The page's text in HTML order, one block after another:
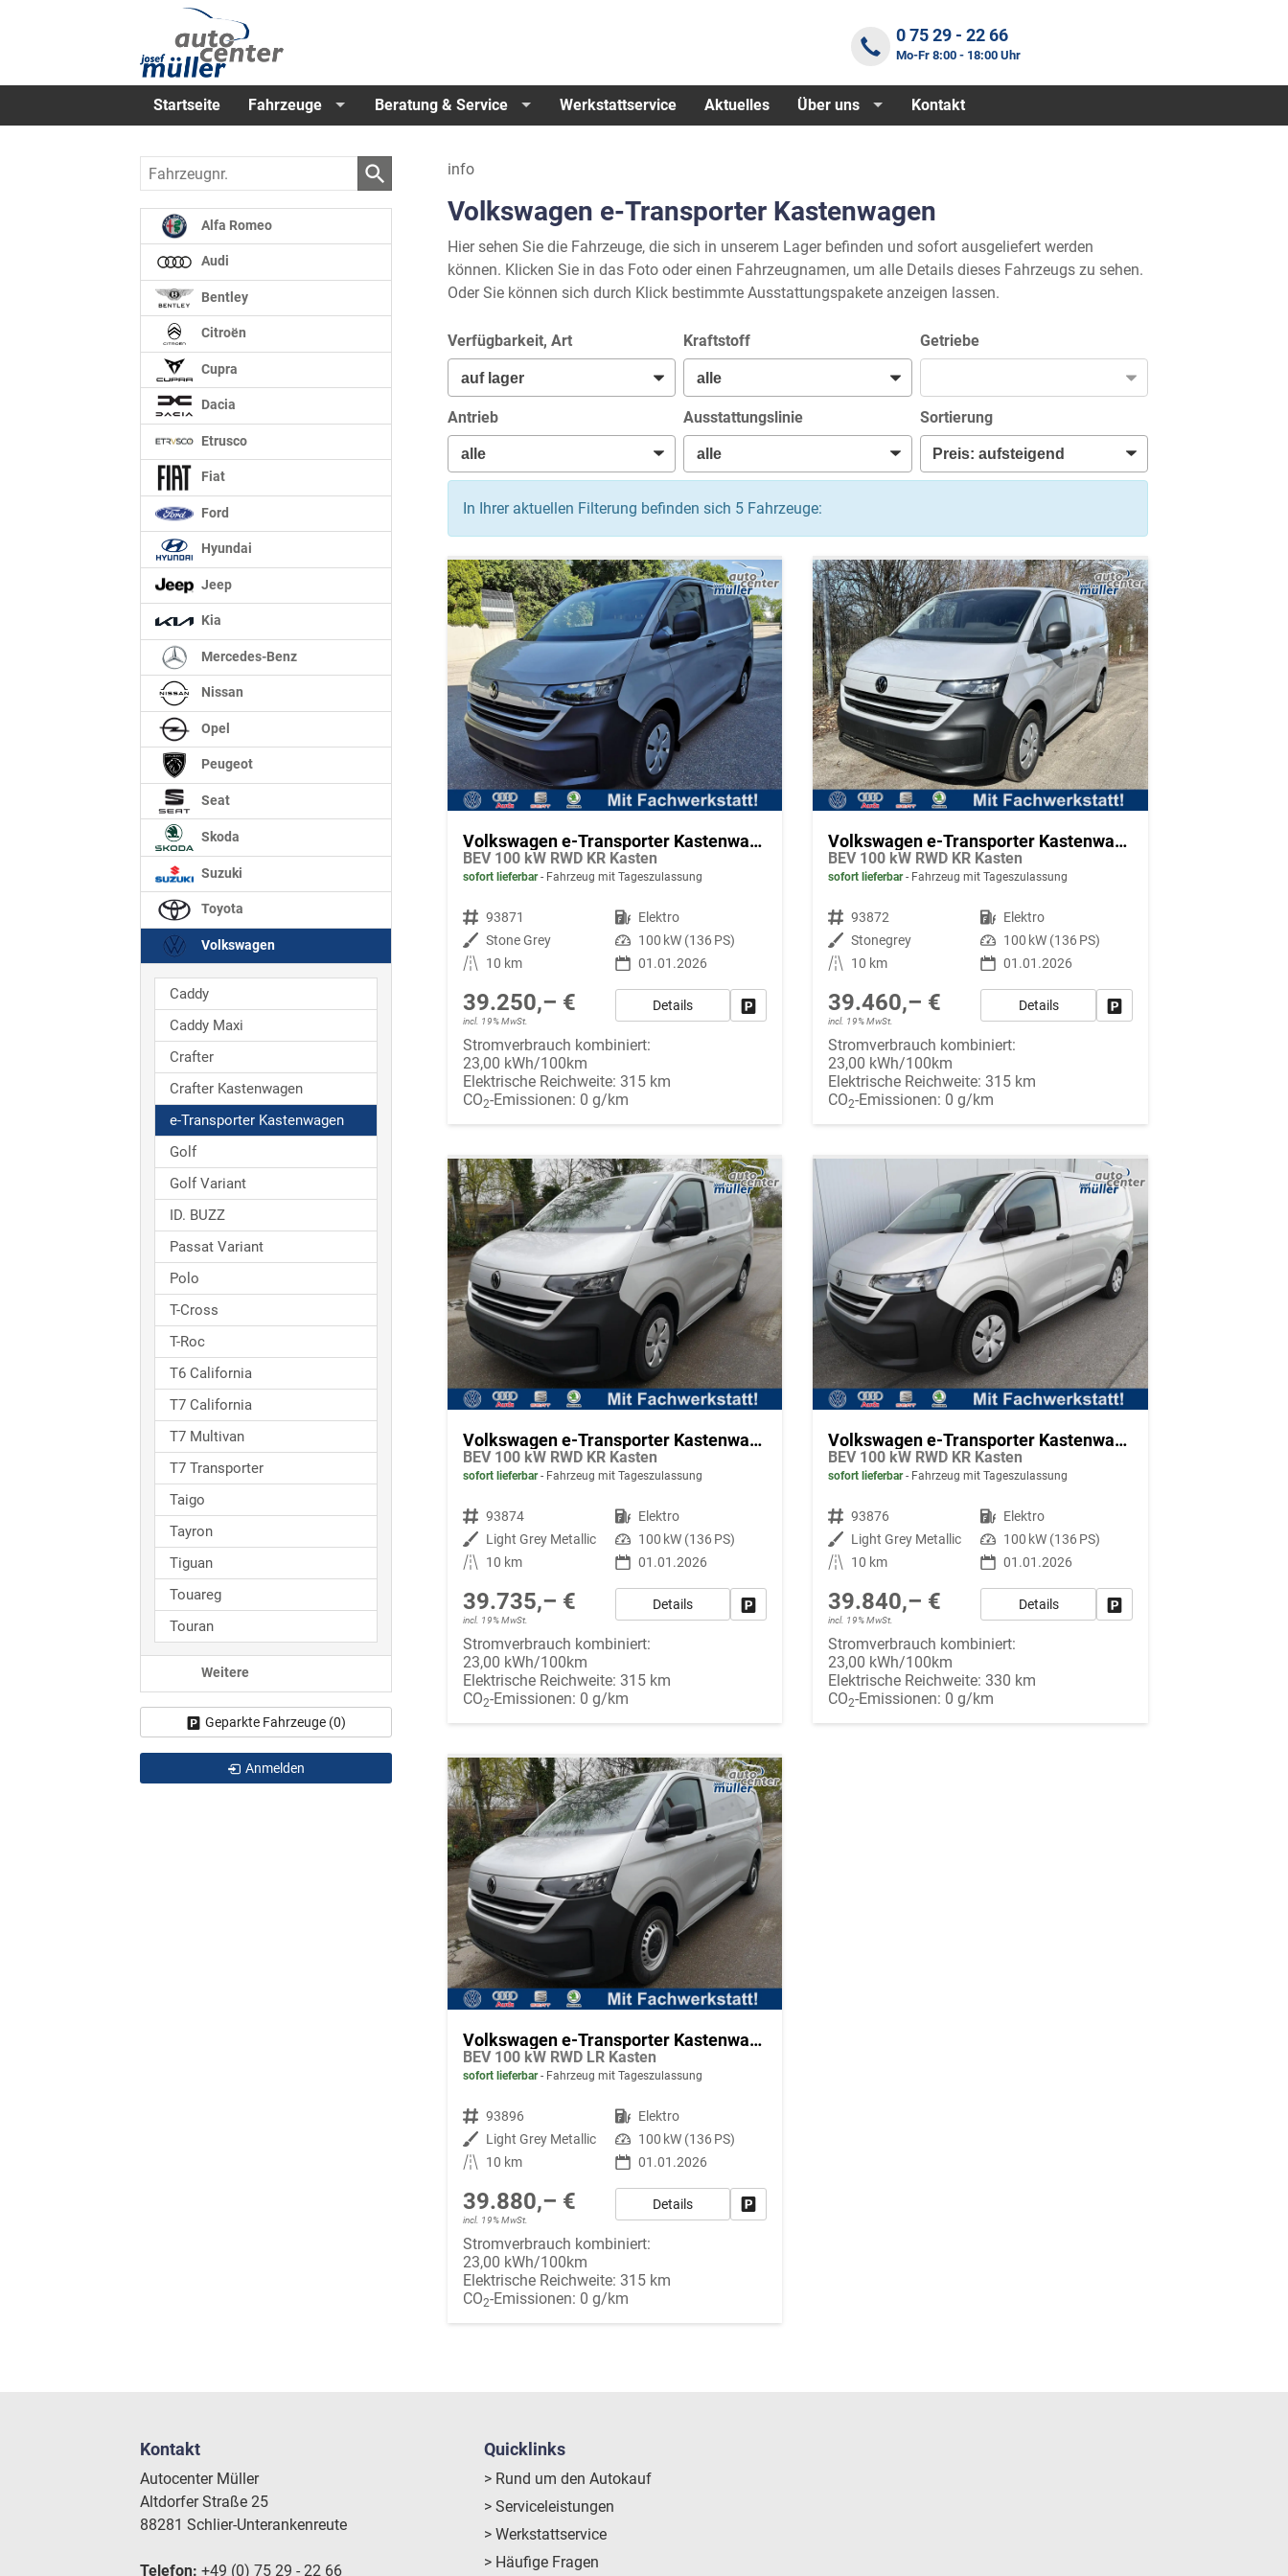
0 75 29 - 22 66
Mo-Fr 8:00 - 18:00 Uhr
Startseite Fahrzeuge Beratung & Service Werkstattservice Aktuelles Über uns Kontakt
info
Volkswagen e-Transporter Kastenwagen
Hier sehen Sie die Fahrzeuge, die sich in unserem Lager befinden und sofort ausgeliefert werden
können. Klicken Sie in das Foto oder einen Fahrzeugnamen, um alle Details dieses Fahrzeugs zu sehen.
Oder Sie können sich durch Klick bestimmte Ausstattungspakete anzeigen lassen.
Verfügbarkeit, Art Kraftstoff Getriebe
Antrieb Ausstattungslinie Sortierung
In Ihrer aktuellen Filterung befinden sich 5Fahrzeuge:
Volkswagen e-Transporter Kastenwagen
BEV 100 kW RWD KR Kasten
sofort lieferbar Fahrzeug mit Tageszulassung
Fahrzeugnr. 93871 Kraftstoff Elektro
Außenfarbe Stone Grey Leistung 100 kW (136 PS)
Kilometerstand
10 km 01.01.2026
39.250,– €
incl. 19% MwSt.
Details Fahrzeug parken
Stromverbrauch kombiniert:
23,00 kWh/100km
Elektrische Reichweite: 315 km
CO2-Emissionen: 0 g/km
Volkswagen e-Transporter Kastenwagen
BEV 100 kW RWD KR Kasten
sofort lieferbar Fahrzeug mit Tageszulassung
Fahrzeugnr. 93872 Kraftstoff Elektro
Außenfarbe Stonegrey Leistung 100 kW (136 PS)
Kilometerstand
10 km 01.01.2026
39.460,– €
incl. 19% MwSt.
Details
Stromverbrauch kombiniert:
23,00 kWh/100km
Elektrische Reichweite: 315 km
CO2-Emissionen: 0 g/km
Volkswagen e-Transporter Kastenwagen
BEV 100 kW RWD KR Kasten
sofort lieferbar Fahrzeug mit Tageszulassung
Fahrzeugnr. 93874 Kraftstoff Elektro
Außenfarbe Light Grey Metallic Leistung 100 kW (136 PS)
Kilometerstand
10 km 01.01.2026
39.735,– €
incl. 19% MwSt.
Details Fahrzeug parken
Stromverbrauch kombiniert:
23,00 kWh/100km
Elektrische Reichweite: 315 km
CO2-Emissionen: 0 g/km
Volkswagen e-Transporter Kastenwagen
BEV 100 kW RWD KR Kasten
sofort lieferbar Fahrzeug mit Tageszulassung
Fahrzeugnr. 93876 Kraftstoff Elektro
Außenfarbe Light Grey Metallic Leistung 100 kW (136 PS)
Kilometerstand
10 km 01.01.2026
39.840,– €
incl. 19% MwSt.
Details
Stromverbrauch kombiniert:
23,00 kWh/100km
Elektrische Reichweite: 330 km
CO2-Emissionen: 0 g/km
Volkswagen e-Transporter Kastenwagen
BEV 100 kW RWD LR Kasten
sofort lieferbar Fahrzeug mit Tageszulassung
Fahrzeugnr. 93896 Kraftstoff Elektro
Außenfarbe Light Grey Metallic Leistung 100 kW (136 PS)
Kilometerstand
10 km 01.01.2026
39.880,– €
incl. 19% MwSt.
Details
Stromverbrauch kombiniert:
23,00 kWh/100km
Elektrische Reichweite: 315 km
CO2-Emissionen: 0 g/km
Fahrzeugnr.
Alfa Romeo
Audi
Bentley
Citroën
Cupra
Dacia
Etrusco
Fiat
Ford
Hyundai
Jeep
Kia
Mercedes-Benz
Nissan
Opel
Peugeot
Seat
Skoda
Suzuki
Toyota
Volkswagen
Caddy
Caddy Maxi
Crafter
Crafter Kastenwagen
e-Transporter Kastenwagen
Golf
Golf Variant
ID. BUZZ
Passat Variant
Polo
T-Cross
T-Roc
T6 California
T7 California
T7 Multivan
T7 Transporter
Taigo
Tayron
Tiguan
Touareg
Touran
Weitere
Geparkte Fahrzeuge (0)
Anmelden
Kontakt
Autocenter Müller
Altdorfer Straße 25
88281 Schlier-Unterankenreute
Telefon: +49 (0) 75 29 - 22 66
Quicklinks
> Rund um den Autokauf
> Serviceleistungen
> Werkstattservice
> Häufige Fragen